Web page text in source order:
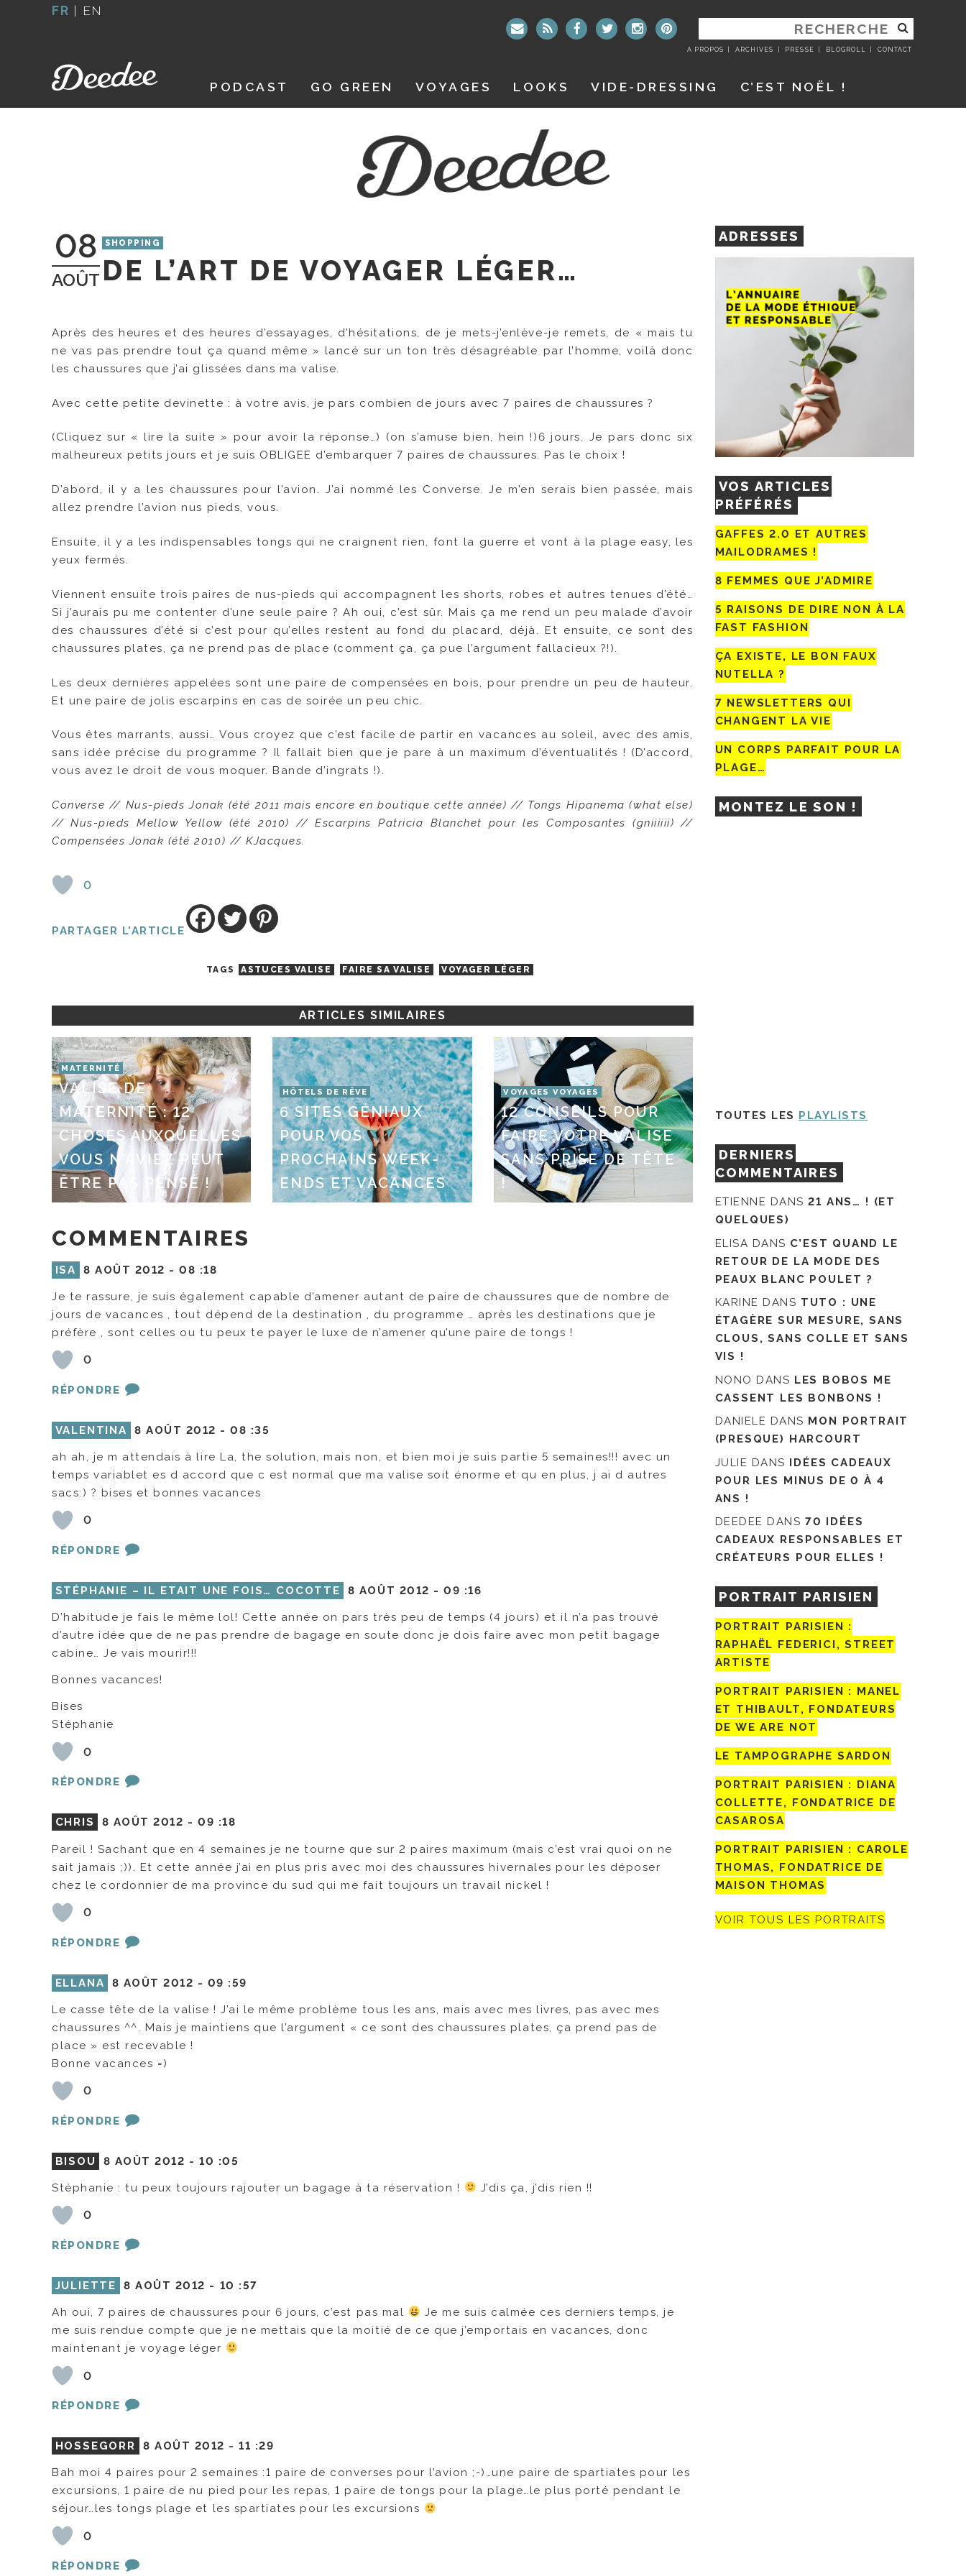
FR | EN
RECHERCHER
:
A PROPOS ARCHIVES PRESSE BLOGROLL CONTACT
PODCAST GO GREEN VOYAGES LOOKS VIDE-DRESSING C’EST NOËL !
08
AOÛT
SHOPPING
DE L’ART DE VOYAGER LÉGER…
Après des heures et des heures d’essayages, d’hésitations, de je mets-j’enlève-je remets, de « mais tu
ne vas pas prendre tout ça quand même » lancé sur un ton très désagréable par l’homme, voilà donc
les chaussures que j’ai glissées dans ma valise.
Avec cette petite devinette : à votre avis, je pars combien de jours avec 7 paires de chaussures ?
(Cliquez sur « lire la suite » pour avoir la réponse…) (on s’amuse bien, hein !)6 jours. Je pars donc six
malheureux petits jours et je suis OBLIGEE d’embarquer 7 paires de chaussures. Pas le choix !
D’abord, il y a les chaussures pour l’avion. J’ai nommé les Converse. Je m’en serais bien passée, mais
allez prendre l’avion nus pieds, vous.
Ensuite, il y a les indispensables tongs qui ne craignent rien, font la guerre et vont à la plage easy, les
yeux fermés.
Viennent ensuite trois paires de nus-pieds qui accompagnent les shorts, robes et autres tenues d’été…
Si j’aurais pu me contenter d’une seule paire ? Ah oui, c’est sûr. Mais ça me rend un peu malade d’avoir
des chaussures d’été si c’est pour qu’elles restent au fond du placard, déjà. Et ensuite, ce sont des
chaussures plates, ça ne prend pas de place (comment ça, ça pue l’argument fallacieux ?!).
Les deux dernières appelées sont une paire de compensées en bois, pour prendre un peu de hauteur.
Et une paire de jolis escarpins en cas de soirée un peu chic.
Vous êtes marrants, aussi… Vous croyez que c’est facile de partir en vacances au soleil, avec des amis,
sans idée précise du programme ? Il fallait bien que je pare à un maximum d’éventualités ! (D’accord,
vous avez le droit de vous moquer. Bande d’ingrats !).
Converse // Nus-pieds Jonak (été 2011 mais encore en boutique cette année) // Tongs Hipanema (what else)
// Nus-pieds Mellow Yellow (été 2010) // Escarpins Patricia Blanchet pour les Composantes (gniiiiii) //
Compensées Jonak (été 2010) // KJacques.
0
PARTAGER L'ARTICLE
TAGS ASTUCES VALISE FAIRE SA VALISE VOYAGER LÉGER
ARTICLES SIMILAIRES
MATERNITÉ
VALISE DE
MATERNITÉ : 12
CHOSES AUXQUELLES
VOUS N’AVIEZ PEUT
ÊTRE PAS PENSÉ !
HÔTELS DE RÊVE
6 SITES GÉNIAUX
POUR VOS
PROCHAINS WEEK-
ENDS ET VACANCES
VOYAGES VOYAGES
12 CONSEILS POUR
FAIRE VOTRE VALISE
SANS PRISE DE TÊTE
!
COMMENTAIRES
ISA 8 AOÛT 2012 -08 :18
Je te rassure, je suis également capable d’amener autant de paire de chaussures que de nombre de
jours de vacances , tout dépend de la destination , du programme … après les destinations que je
préfère , sont celles ou tu peux te payer le luxe de n’amener qu’une paire de tongs !
0
RÉPONDRE
VALENTINA 8 AOÛT 2012 -08 :35
ah ah, je m attendais à lire La, the solution, mais non, et bien moi je suis partie 5 semaines!!! avec un
temps variablet es d accord que c est normal que ma valise soit énorme et qu en plus, j ai d autres
sacs:) ? bises et bonnes vacances
0
RÉPONDRE
STÉPHANIE – IL ETAIT UNE FOIS… COCOTTE 8 AOÛT 2012 -09 :16
D’habitude je fais le même lol! Cette année on pars très peu de temps (4 jours) et il n’a pas trouvé
d’autre idée que de ne pas prendre de bagage en soute donc je dois faire avec mon petit bagage
cabine… Je vais mourir!!!
Bonnes vacances!
Bises
Stéphanie
0
RÉPONDRE
CHRIS 8 AOÛT 2012 -09 :18
Pareil ! Sachant que en 4 semaines je ne tourne que sur 2 paires maximum (mais c’est vrai quoi on ne
sait jamais ;)). Et cette année j’ai en plus pris avec moi des chaussures hivernales pour les déposer
chez le cordonnier de ma province du sud qui me fait toujours un travail nickel !
0
RÉPONDRE
ELLANA 8 AOÛT 2012 - 09 :59
Le casse tête de la valise ! J’ai le même problème tous les ans, mais avec mes livres, pas avec mes
chaussures ^^. Mais je maintiens que l’argument « ce sont des chaussures plates, ça prend pas de
place » est recevable !
Bonne vacances =)
0
RÉPONDRE
BISOU 8 AOÛT 2012 -10 :05
Stéphanie : tu peux toujours rajouter un bagage à ta réservation ! J’dis ça, j’dis rien !!
0
RÉPONDRE
JULIETTE 8 AOÛT 2012 - 10 :57
Ah oui, 7 paires de chaussures pour 6 jours, c’est pas mal
Je me suis calmée ces derniers temps, je
me suis rendue compte que je ne mettais que la moitié de ce que j’emportais en vacances, donc
maintenant je voyage léger
0
RÉPONDRE
HOSSEGORR 8 AOÛT 2012 -11 :29
Bah moi 4 paires pour 2 semaines :1 paire de converses pour l’avion ;-)…une paire de spartiates pour les
excursions, 1 paire de nu pied pour les repas, 1 paire de tongs pour la plage…le plus porté pendant le
séjour…les tongs plage et les spartiates pour les excursions
0
RÉPONDRE
ADRESSES
VOS ARTICLES
PRÉFÉRÉS
GAFFES 2.0 ET AUTRES
MAILODRAMES !
8 FEMMES QUE J’ADMIRE
5 RAISONS DE DIRE NON À LA
FAST FASHION
ÇA EXISTE, LE BON FAUX
NUTELLA ?
7 NEWSLETTERS QUI
CHANGENT LA VIE
UN CORPS PARFAIT POUR LA
PLAGE…
MONTEZ LE SON !
TOUTES LES PLAYLISTS
DERNIERS
COMMENTAIRES
ETIENNE DANS21 ANS… ! (ET
QUELQUES)
ELISA DANS C’EST QUAND LE
RETOUR DE LA MODE DES
PEAUX BLANC POULET ?
KARINE DANS TUTO : UNE
ÉTAGÈRE SUR MESURE, SANS
CLOUS, SANS COLLE ET SANS
VIS !
NONO DANS LES BOBOS ME
CASSENT LES BONBONS !
DANIELE DANS MON PORTRAIT
(PRESQUE) HARCOURT
JULIE DANS IDÉES CADEAUX
POUR LES MINUS DE 0 À 4
ANS !
DEEDEE DANS 70 IDÉES
CADEAUX RESPONSABLES ET
CRÉATEURS POUR ELLES !
PORTRAIT PARISIEN
PORTRAIT PARISIEN :
RAPHAËL FEDERICI, STREET
ARTISTE
PORTRAIT PARISIEN : MANEL
ET THIBAULT, FONDATEURS
DE WE ARE NOT
LE TAMPOGRAPHE SARDON
PORTRAIT PARISIEN : DIANA
COLLETTE, FONDATRICE DE
CASAROSA
PORTRAIT PARISIEN : CAROLE
THOMAS, FONDATRICE DE
MAISON THOMAS
VOIR TOUS LES PORTRAITS